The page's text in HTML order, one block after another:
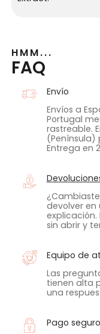
HMM...
FAQ
Envío
Envíos a
Portugal
rastreable.
(Península)
Entrega en
devolver en
explicación.
sin abrir y
Equipo de
Las
tienen alta
una
Pago seguro